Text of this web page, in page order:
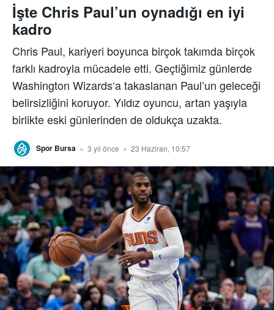
İşte Chris Paul’un oynadığı en iyi
kadro
Chris Paul, kariyeri boyunca birçok takımda birçok
farklı kadroyla mücadele etti. Geçtiğimiz günlerde
Washington Wizards‘a takaslanan Paul’un geleceği
belirsizliğini koruyor. Yıldız oyuncu, artan yaşıyla
birlikte eski günlerinden de oldukça uzakta.
Spor Bursa 3 yıl önce 23 Haziran, 10:57